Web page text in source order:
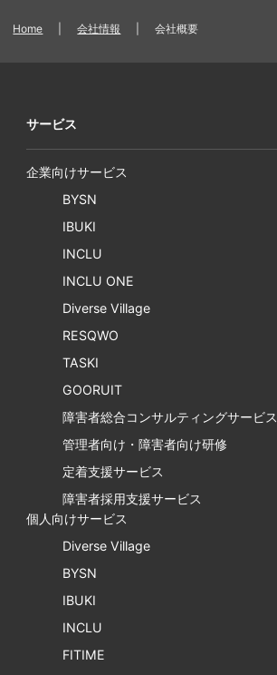
Home 会社情報 会社概要
サービス
企業向けサービス
BYSN
IBUKI
INCLU
INCLU ONE
Diverse Village
RESQWO
TASKI
GOORUIT
障害者総合コンサルティングサービス
管理者向け・障害者向け研修
定着支援サービス
障害者採用支援サービス
個人向けサービス
Diverse Village
BYSN
IBUKI
INCLU
FITIME